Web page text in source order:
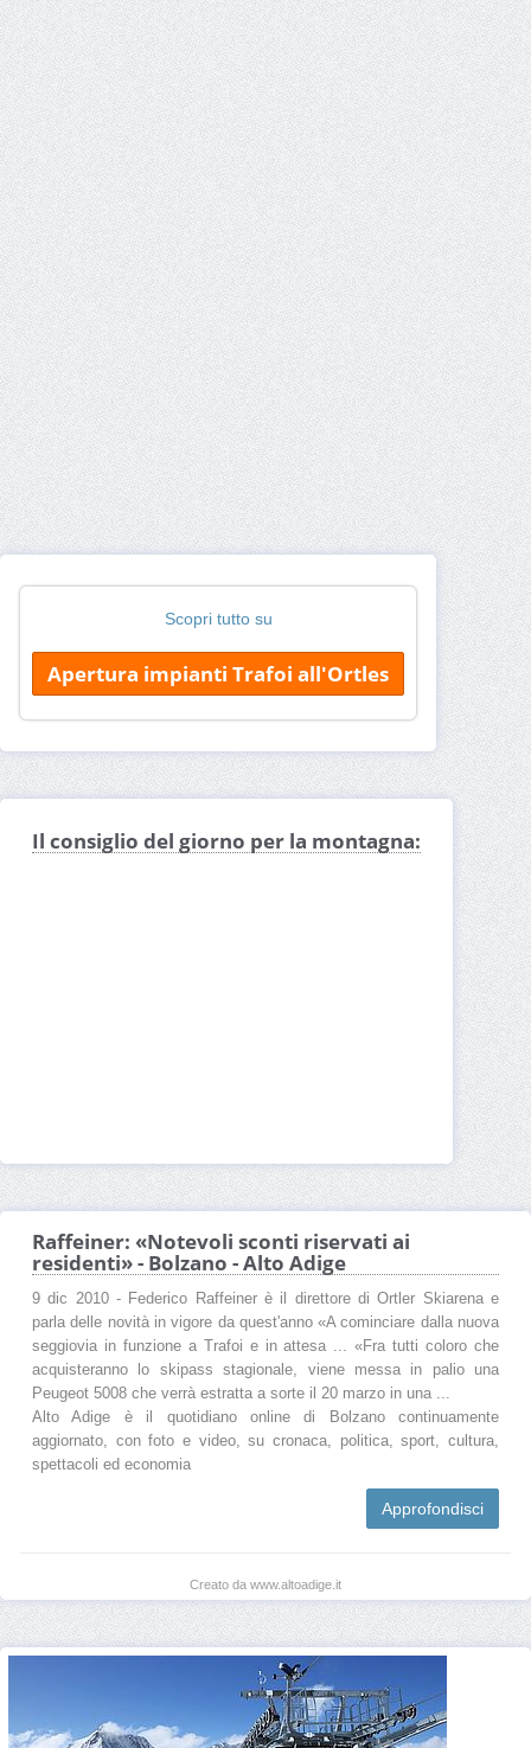
Scopri tutto su
Apertura impianti Trafoi all'Ortles
Il consiglio del giorno per la montagna:
Raffeiner: «Notevoli sconti riservati ai
residenti» - Bolzano - Alto Adige
9 dic 2010 - Federico Raffeiner è il direttore di Ortler Skiarena e
parla delle novità in vigore da quest'anno «A cominciare dalla nuova
seggiovia in funzione a Trafoi e in attesa ... «Fra tutti coloro che
acquisteranno lo skipass stagionale, viene messa in palio una
Peugeot 5008 che verrà estratta a sorte il 20 marzo in una ...
Alto Adige è il quotidiano online di Bolzano continuamente
aggiornato, con foto e video, su cronaca, politica, sport, cultura,
spettacoli ed economia
Approfondisci
Creato da www.altoadige.it